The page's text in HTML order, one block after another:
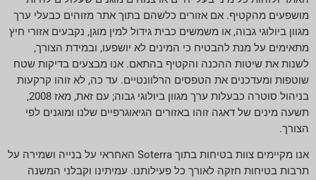
מושפעים מהקטיף. אם אזורים כלשהם בתוך אתר מזוהים כבעלי ערך
מגוון ביולוגי גבוה, או משמשים כבית גידול למין מוגן, נקבעים אזורי חיץ
מתאימים על מנת להבטיח כי המינים לא יושפעו, ובמידת הצורך,
לשנות את שיטות ההכנה והקטיף בהתאם. אנו מבצעים בדיקות שטח
שוטפות ומעדכנים את הטפסים הרלוונטיים. עד כה, לא זוהו קרקעות
בניהול סוטרה כבעלות ערך מגוון ביולוגי גבוה; עם זאת, מאז 2008,
תשעה מינים של דאגה זוהו באזורים הגיאוגרפיים שלנו ומוגנים לפי
הצורך.
אנו מקיימים צוות בטיחות בתוך Soterra האחראי על בנייה ושמירה על
תרבות בטיחות חזקה לאורך כל פעילותנו. עמיתינו וקבלני המשנה